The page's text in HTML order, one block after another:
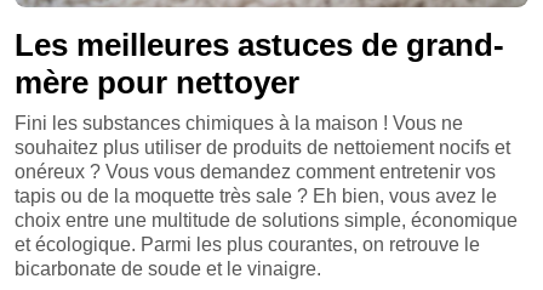
Les meilleures astuces de grand-
mère pour nettoyer
Fini les substances chimiques à la maison ! Vous ne
souhaitez plus utiliser de produits de nettoiement nocifs et
onéreux ? Vous vous demandez comment entretenir vos
tapis ou de la moquette très sale ? Eh bien, vous avez le
choix entre une multitude de solutions simple, économique
et écologique. Parmi les plus courantes, on retrouve le
bicarbonate de soude et le vinaigre.